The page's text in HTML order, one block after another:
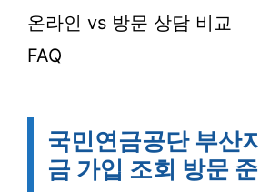
온라인 vs 방문 상담 비교
FAQ
국민연금공단 부산
금 가입 조회 방문